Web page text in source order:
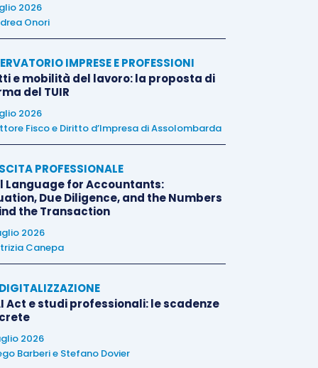
2026
Onori
IMPRESE E PROFESSIONI
e mobilità del lavoro: la proposta di
del TUIR
2026
Fisco e Diritto d’Impresa di Assolombarda
PROFESSIONALE
Language for Accountants:
Due Diligence, and the Numbers
the Transaction
2026
Canepa
Act e studi professionali: le scadenze
2026
Barberie Stefano Dovier